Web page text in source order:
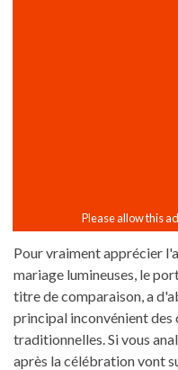
Pour vraiment apprécier
mariage lumineuses, le
titre de comparaison, a
principal inconvénient des
traditionnelles. Si vous
après la célébration vont